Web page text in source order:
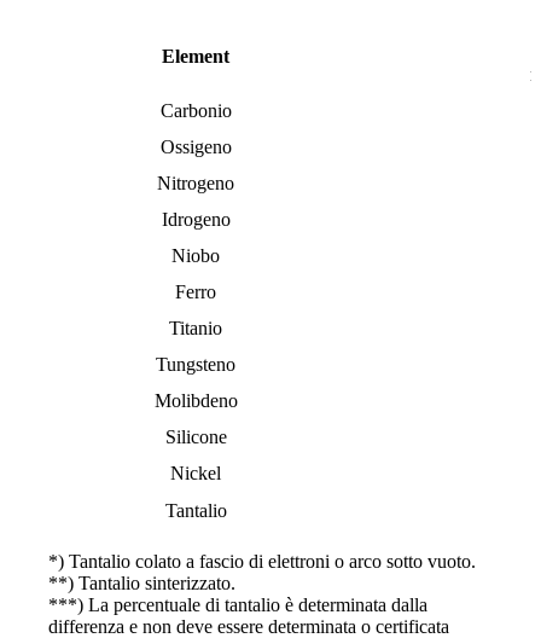
Element
Carbonio
Ossigeno
Nitrogeno
Idrogeno
Niobo
Ferro
Titanio
Tungsteno
Molibdeno
Silicone
Nickel
Tantalio
*) Tantalio colato a fascio di elettroni o arco sotto vuoto.
**) Tantalio sinterizzato.
***) La percentuale di tantalio è determinata dalla
differenza e non deve essere determinata o certificata